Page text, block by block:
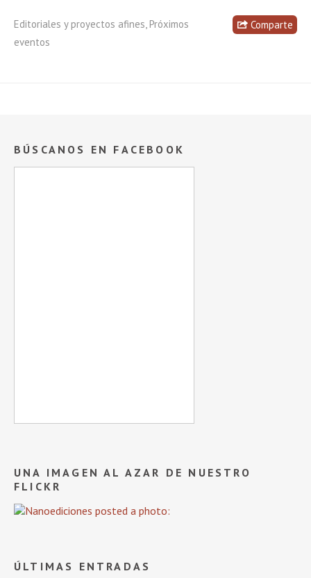
Editoriales y proyectos afines, Próximos
eventos
Comparte
BÚSCANOS EN FACEBOOK
UNA IMAGEN AL AZAR DE NUESTRO
FLICKR
ÚLTIMAS ENTRADAS